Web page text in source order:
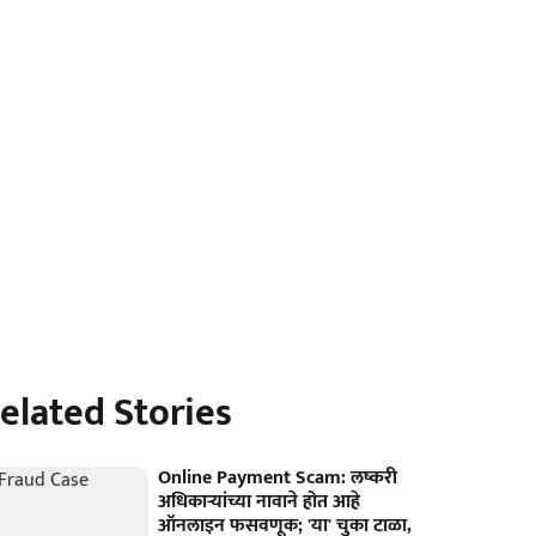
Stories
Online Payment Scam: लष्करी
अधिकाऱ्यांच्या नावाने होत आहे
ऑनलाइन फसवणूक; 'या' चुका टाळा,